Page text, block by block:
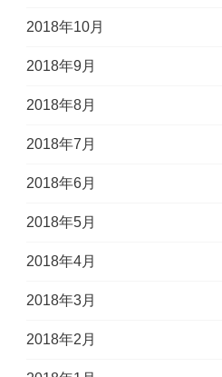
2018年10月
2018年9月
2018年8月
2018年7月
2018年6月
2018年5月
2018年4月
2018年3月
2018年2月